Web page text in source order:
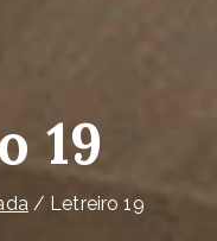
19
Letreiro 19